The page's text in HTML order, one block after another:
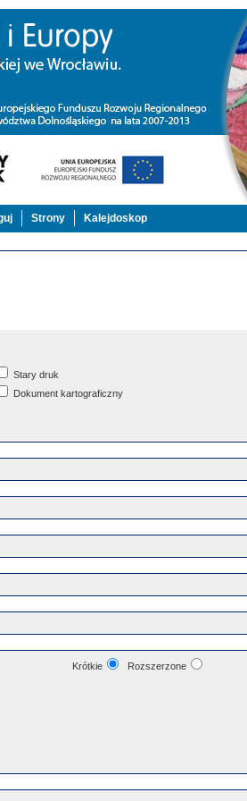
Strony Kalejdoskop
Stary druk
Dokument kartograficzny
Krótkie
Rozszerzone